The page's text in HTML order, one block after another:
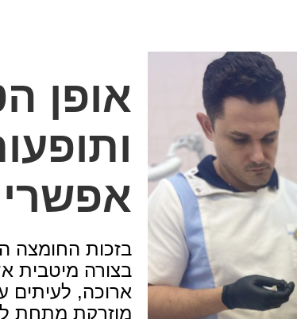
אופן
בזכות החומצה
בצורה מיטבית
ארוכה, לעיתים
מוזרקת מתחת